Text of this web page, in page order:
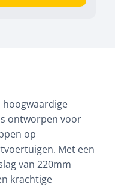
hoogwaardige
ontworpen voor
op
Met een
van 220mm
krachtige